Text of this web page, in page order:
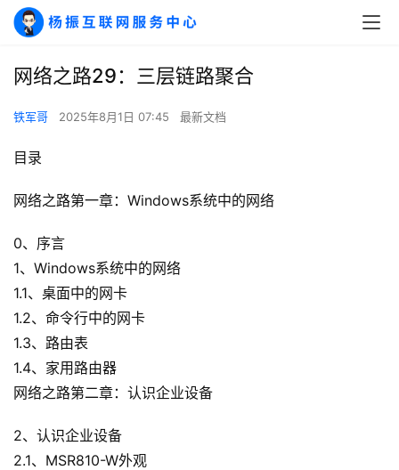
网络之路29：三层链路聚合
铁军哥 2025年8月1日 07:45 最新文档
目录
网络之路第一章：Windows系统中的网络
0、序言
1、Windows系统中的网络
1.1、桌面中的网卡
1.2、命令行中的网卡
1.3、路由表
1.4、家用路由器
网络之路第二章：认识企业设备
2、认识企业设备
2.1、MSR810-W外观